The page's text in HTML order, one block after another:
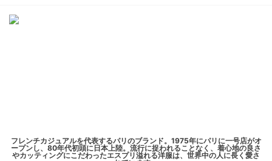
フレンチカジュアルを代表するパリのブランド。1975年にパリに一号店がオ
ープンし、80年代初頭に日本上陸。流行に捉われることなく、着心地の良さ
やカッティングにこだわったエスプリ溢れる洋服は、世界中の人に長く愛さ